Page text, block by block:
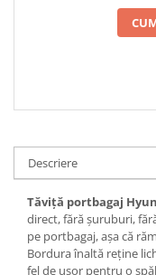
Descriere
Tăviță portbagaj
direct, fără șuruburi,
pe portbagaj, așa că
Bordura înaltă reține
fel de ușor pentru o